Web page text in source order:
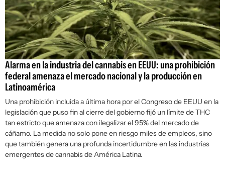
Alarma en la industria del cannabis en EEUU: una prohibición
federal amenaza el mercado nacional y la producción en
Latinoamérica
Una prohibición incluida a última hora por el Congreso de EEUU en la
legislación que puso fin al cierre del gobierno fijó un límite de THC
tan estricto que amenaza con ilegalizar el 95% del mercado de
cáñamo. La medida no solo pone en riesgo miles de empleos, sino
que también genera una profunda incertidumbre en las industrias
emergentes de cannabis de América Latina.